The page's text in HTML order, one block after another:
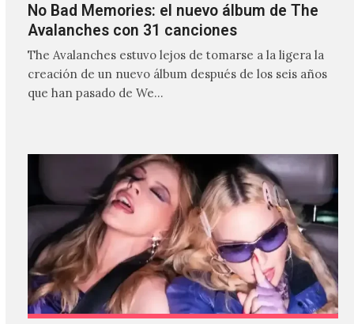
No Bad Memories: el nuevo álbum de The
Avalanches con 31 canciones
The Avalanches estuvo lejos de tomarse a la ligera la
creación de un nuevo álbum después de los seis años
que han pasado de We…